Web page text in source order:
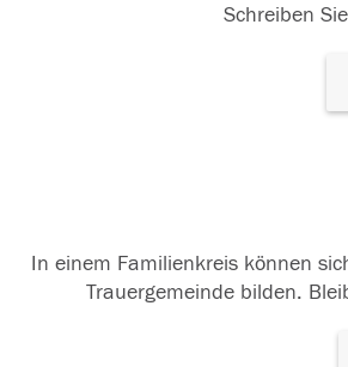
Schreiben
In einem Familienkreis können
Trauergemeinde bilden.